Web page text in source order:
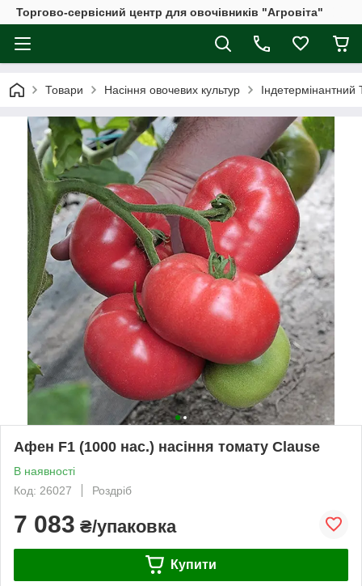
Торгово-сервісний центр для овочівників "Агровіта"
Товари Насіння овочевих культур Індетермінантний
Афен F1 (1000 нас.) насіння томату Clause
В наявності
Код: 26027
Роздріб
7 083 ₴/упаковка
Купити